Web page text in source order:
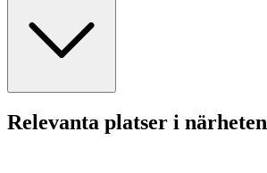
Relevanta platser i närheten